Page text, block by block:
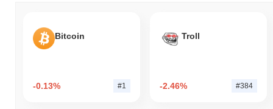
Bitcoin
-0.13% #1
Troll
-2.46% #384